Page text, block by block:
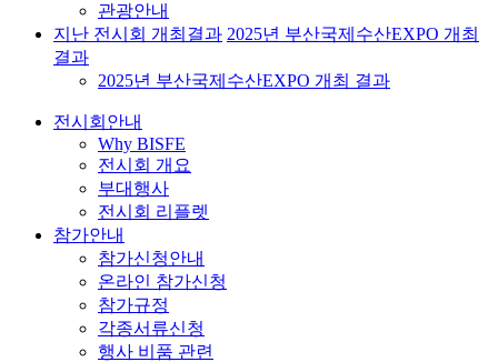
관광안내
지난 전시회 개최결과 2025년 부산국제수산EXPO 개최
결과
2025년 부산국제수산EXPO 개최 결과
전시회안내
Why BISFE
전시회 개요
부대행사
전시회 리플렛
참가안내
참가신청안내
온라인 참가신청
참가규정
각종서류신청
행사 비품 관련